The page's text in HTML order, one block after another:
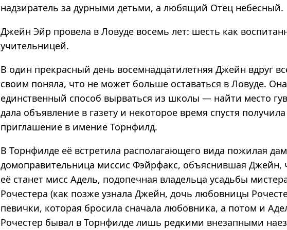
надзиратель за дурными детьми, а любящий Отец небесный.
Джейн Эйр провела в Ловуде восемь лет: шесть как
учительницей.
В один прекрасный день восемнадцатилетняя Джейн вдруг
своим поняла, что не может больше оставаться в Ловуде.
единственный способ вырваться из школы — найти место
дала объявление в газету и некоторое время спустя
приглашение в имение Торнфилд.
В Торнфилде её встретила располагающего вида пожилая
домоправительница миссис Фэйрфакс, объяснившая Джейн,
её станет мисс Адель, подопечная владельца усадьбы
Рочестера (как позже узнала Джейн, дочь любовницы
певички, которая бросила сначала любовника, а потом и
Рочестер бывал в Торнфилде лишь редкими внезапными